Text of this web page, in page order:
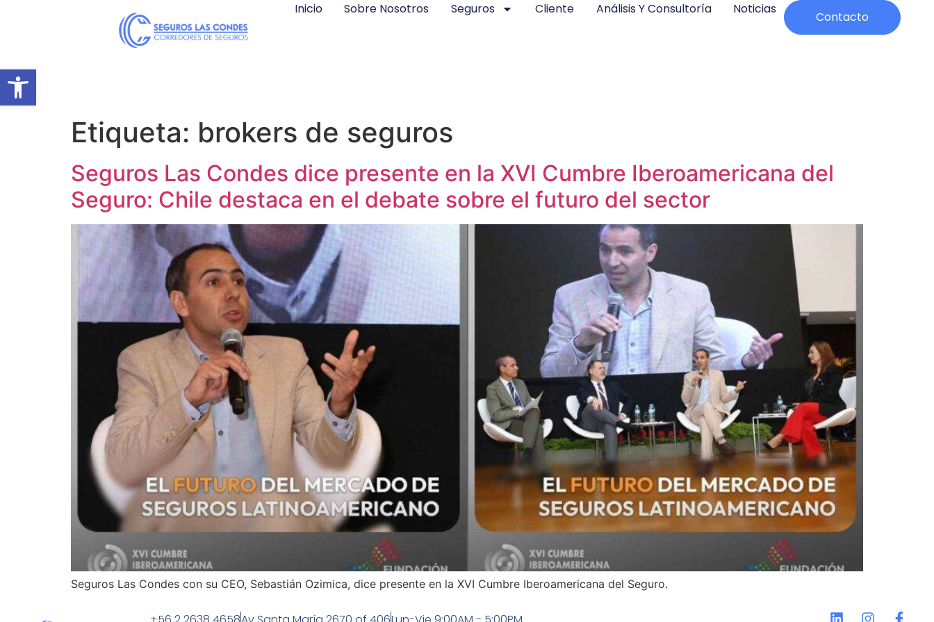
Abrir barra de herramientas
Inicio Sobre Nosotros Seguros Cliente Análisis Y Consultoría Noticias
Contacto
Etiqueta: brokers de seguros
Seguros Las Condes dice presente en la XVI Cumbre Iberoamericana del
Seguro: Chile destaca en el debate sobre el futuro del sector
Seguros Las Condes con su CEO, Sebastián Ozimica, dice presente en la XVI Cumbre Iberoamericana del Seguro.